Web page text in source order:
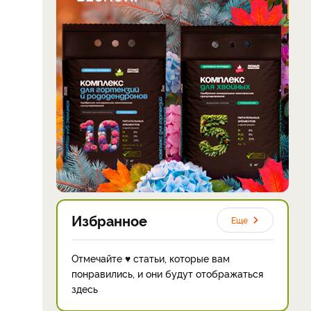
Избранное Еще
Отмечайте ♥ статьи, которые вам
понравились, и они будут отображаться
здесь